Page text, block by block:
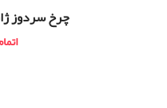
چرخ سردوز ژانومه ۴